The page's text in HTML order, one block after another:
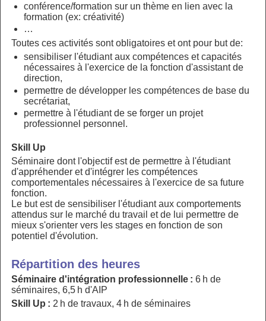
conférence/formation sur un thème en lien avec la
formation (ex: créativité)
…
Toutes ces activités sont obligatoires et ont pour but de:
sensibiliser l'étudiant aux compétences et capacités
nécessaires à l'exercice de la fonction d'assistant de
direction,
permettre de développer les compétences de base du
secrétariat,
permettre à l'étudiant de se forger un projet
professionnel personnel.
Skill Up
Séminaire dont l'objectif est de permettre à l'étudiant
d'appréhender et d'intégrer les compétences
comportementales nécessaires à l'exercice de sa future
fonction.
Le but est de sensibiliser l'étudiant aux comportements
attendus sur le marché du travail et de lui permettre de
mieux s'orienter vers les stages en fonction de son
potentiel d'évolution.
Répartition des heures
Séminaire d'intégration professionnelle : 6 h de
séminaires, 6,5 h d'AIP
Skill Up : 2 h de travaux, 4 h de séminaires